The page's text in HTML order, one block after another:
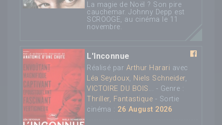
La magie de Noël ? Son pire
cauchemar. Johnny Depp est
SCROOGE, au cinéma le 11
novembre.
L'Inconnue
Réalisé par Arthur Harari avec
Léa Seydoux, Niels Schneider,
VICTOIRE DU BOIS... - Genre :
Thriller, Fantastique - Sortie
cinéma : 26 August 2026